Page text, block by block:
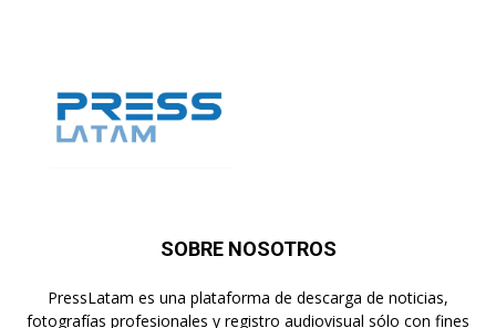
SOBRE NOSOTROS
PressLatam es una plataforma de descarga de noticias,
fotografías profesionales y registro audiovisual sólo con fines